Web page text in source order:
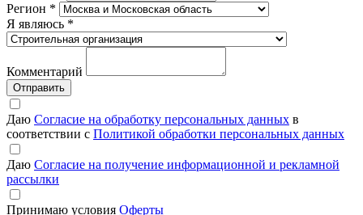
Регион *
Я являюсь *
Комментарий
Отправить
Даю Согласие на обработку персональных данных в
соответствии с Политикой обработки персональных данных
Даю Согласие на получение информационной и рекламной
рассылки
Принимаю условия Оферты